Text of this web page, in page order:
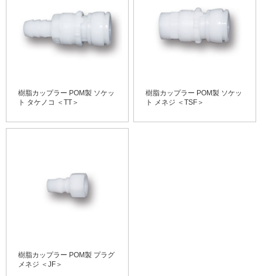
樹脂カップラー POM製 ソケッ
ト タケノコ ＜TT＞
樹脂カップラー POM製 ソケッ
ト メネジ ＜TSF＞
樹脂カップラー POM製 プラグ
メネジ ＜JF＞